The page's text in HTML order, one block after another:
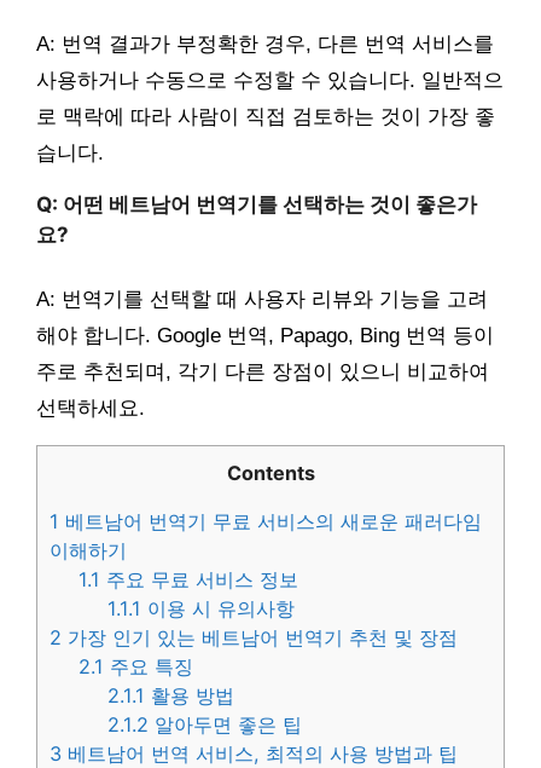
A: 번역 결과가 부정확한 경우, 다른 번역 서비스를
사용하거나 수동으로 수정할 수 있습니다. 일반적으
로 맥락에 따라 사람이 직접 검토하는 것이 가장 좋
습니다.
Q: 어떤 베트남어 번역기를 선택하는 것이 좋은가
요?
A: 번역기를 선택할 때 사용자 리뷰와 기능을 고려
해야 합니다. Google 번역, Papago, Bing 번역 등이
주로 추천되며, 각기 다른 장점이 있으니 비교하여
선택하세요.
Contents
1 베트남어 번역기 무료 서비스의 새로운 패러다임
이해하기
1.1 주요 무료 서비스 정보
1.1.1 이용 시 유의사항
2 가장 인기 있는 베트남어 번역기 추천 및 장점
2.1 주요 특징
2.1.1 활용 방법
2.1.2 알아두면 좋은 팁
3 베트남어 번역 서비스, 최적의 사용 방법과 팁